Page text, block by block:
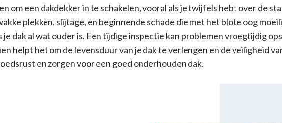
om een dakdekker in te schakelen, vooral als je twijfels hebt over de
plekken, slijtage, en beginnende schade die met het blote oog
dak al wat ouder is. Een tijdige inspectie kan problemen vroegtijdig
helpt het om de levensduur van je dak te verlengen en de veiligheid
en zorgen voor een goed onderhouden dak.